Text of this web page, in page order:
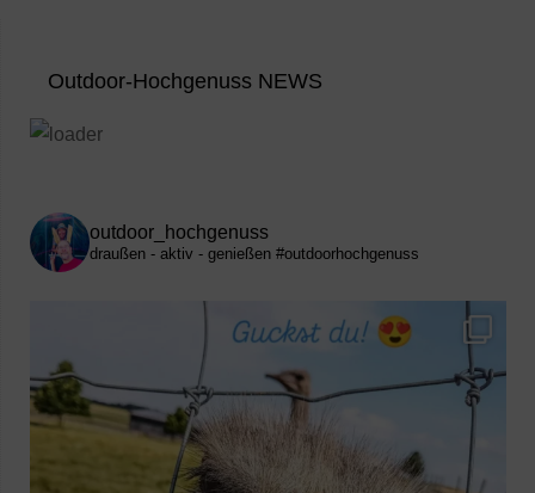
Outdoor-Hochgenuss NEWS
outdoor_hochgenuss
draußen - aktiv - genießen #outdoorhochgenuss